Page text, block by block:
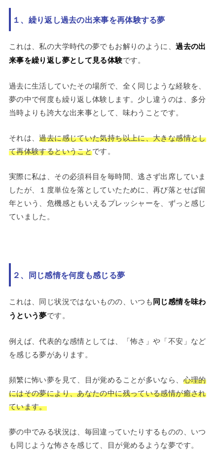
１、繰り返し過去の出来事を再体験する夢
これは、私の大学時代の夢でもお解りのように、過去の出
来事を繰り返し夢として見る体験です。
過去に生活していたその場所で、全く同じような経験を、
夢の中で何度も繰り返し体験します。少し違うのは、多分
当時よりも誇大な出来事として、味わうことです。
それは、過去に感じていた気持ち以上に、大きな感情とし
て再体験するということです。
実際に私は、その必須科目を毎時間、逃さず出席していま
したが、１度単位を落としていたために、再び落とせば留
年という、危機感ともいえるプレッシャーを、ずっと感じ
ていました。
２、同じ感情を何度も感じる夢
これは、同じ状況ではないものの、いつも同じ感情を味わ
うという夢です。
例えば、代表的な感情としては、「怖さ」や「不安」など
を感じる夢があります。
頻繁に怖い夢を見て、目が覚めることが多いなら、 心理的
にはその夢により、あなたの中に残っている感情が癒され
ています。
夢の中でみる状況は、毎回違っていたりするものの、いつ
も同じような怖さを感じて、目が覚めるような夢です。